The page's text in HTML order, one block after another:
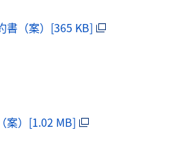
書（案）[365 KB]
案）[1.02 MB]